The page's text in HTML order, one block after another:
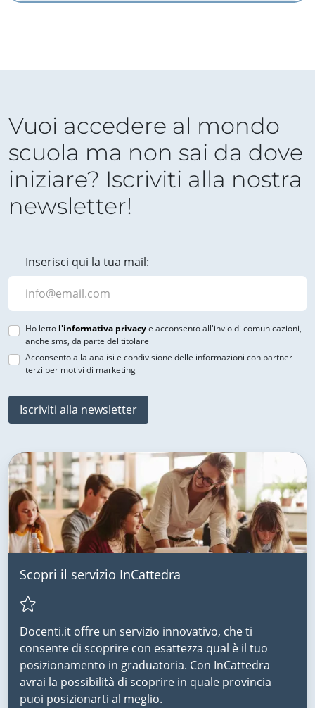
Vuoi accedere al mondo
scuola ma non sai da dove
iniziare? Iscriviti alla nostra
newsletter!
Inserisci qui la tua mail:
Ho letto l'informativa privacye acconsento all'invio di comunicazioni,
anche sms, da parte del titolare
Acconsento alla analisi e condivisione delle informazioni con partner
terzi per motivi di marketing
Iscriviti alla newsletter
Scopri il servizio InCattedra
Docenti.it offre un servizio innovativo, che ti
consente di scoprire con esattezza qual è il tuo
posizionamento in graduatoria. Con InCattedra
avrai la possibilità di scoprire in quale provincia
puoi posizionarti al meglio.